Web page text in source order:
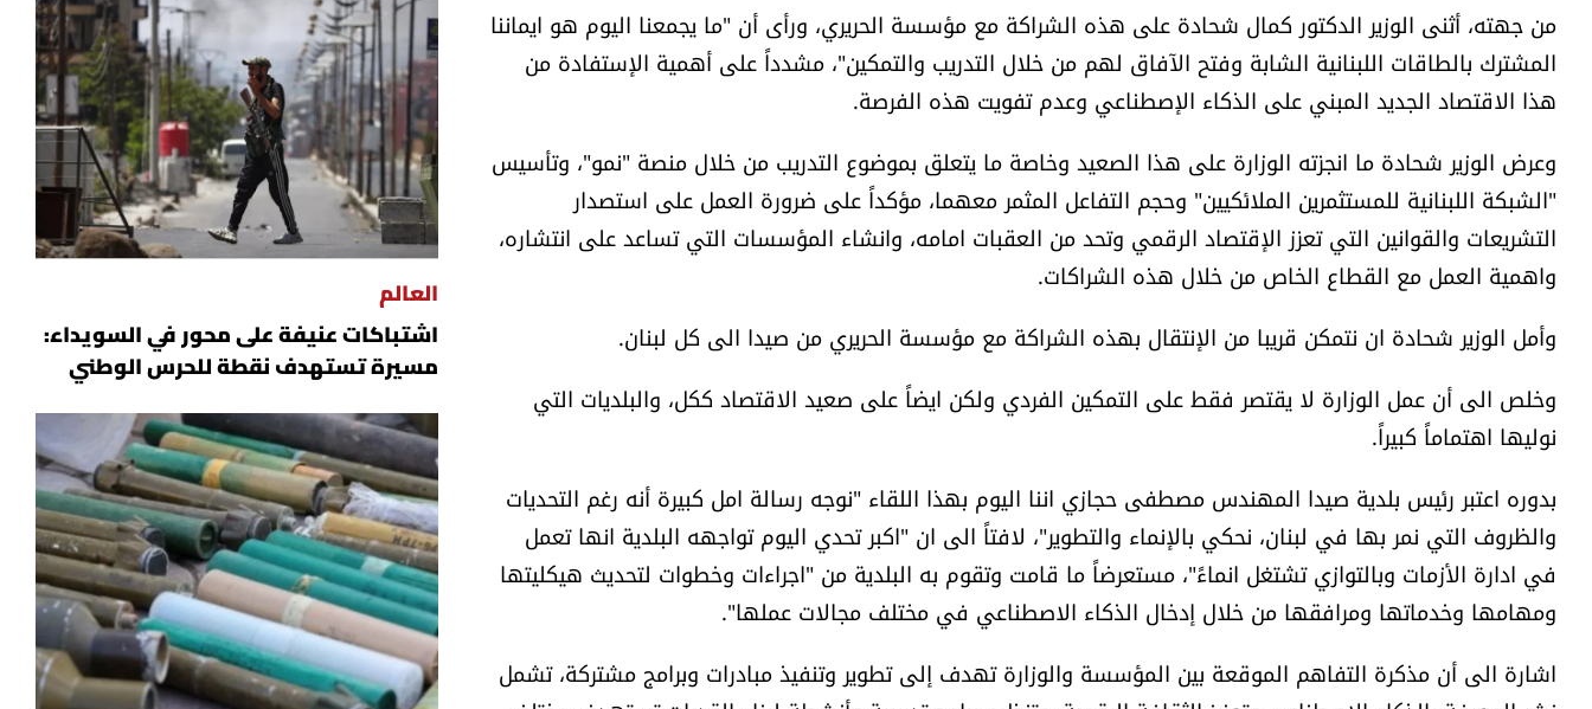
من جهته، أثنى الوزير الدكتور كمال شحادة على هذه الشراكة مع مؤسسة الحريري، ورأى أن "ما يجمعنا اليوم هو ايماننا
المشترك بالطاقات اللبنانية الشابة وفتح الآفاق لهم من خلال التدريب والتمكين"، مشدداً على أهمية الإستفادة من
هذا الاقتصاد الجديد المبني على الذكاء الإصطناعي وعدم تفويت هذه الفرصة.
وعرض الوزير شحادة ما انجزته الوزارة على هذا الصعيد وخاصة ما يتعلق بموضوع التدريب من خلال منصة "نمو"، وتأسيس
"الشبكة اللبنانية للمستثمرين الملائكيين" وحجم التفاعل المثمر معهما، مؤكداً على ضرورة العمل على استصدار
التشريعات والقوانين التي تعزز الإقتصاد الرقمي وتحد من العقبات امامه، وانشاء المؤسسات التي تساعد على انتشاره،
واهمية العمل مع القطاع الخاص من خلال هذه الشراكات.
وأمل الوزير شحادة ان نتمكن قريبا من الإنتقال بهذه الشراكة مع مؤسسة الحريري من صيدا الى كل لبنان.
وخلص الى أن عمل الوزارة لا يقتصر فقط على التمكين الفردي ولكن ايضاً على صعيد الاقتصاد ككل، والبلديات التي
نوليها اهتماماً كبيراً.
بدوره اعتبر رئيس بلدية صيدا المهندس مصطفى حجازي اننا اليوم بهذا اللقاء "نوجه رسالة امل كبيرة أنه رغم التحديات
والظروف التي نمر بها في لبنان، نحكي بالإنماء والتطوير"، لافتاً الى ان "اكبر تحدي اليوم تواجهه البلدية انها تعمل
في ادارة الأزمات وبالتوازي تشتغل انماءً"، مستعرضاً ما قامت وتقوم به البلدية من "اجراءات وخطوات لتحديث هيكليتها
ومهامها وخدماتها ومرافقها من خلال إدخال الذكاء الاصطناعي في مختلف مجالات عملها".
اشارة الى أن مذكرة التفاهم الموقعة بين المؤسسة والوزارة تهدف إلى تطوير وتنفيذ مبادرات وبرامج مشتركة، تشمل
العالم
اشتباكات عنيفة على محور في السويداء:
مسيرة تستهدف نقطة للحرس الوطني